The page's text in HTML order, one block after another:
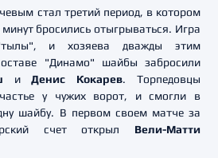
стал третий период, в котором
бросились отыгрываться. Игра
и хозяева дважды этим
"Динамо" шайбы забросили
иДенис Кокарев. Торпедовцы
у чужих ворот, и смогли в
шайбу. В первом своем матче за
счет открыл Вели-Матти